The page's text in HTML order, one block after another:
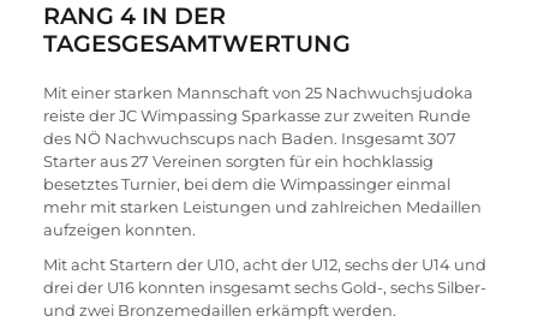
RANG 4 IN DER
TAGESGESAMTWERTUNG
Mit einer starken Mannschaft von 25 Nachwuchsjudoka
reiste der JC Wimpassing Sparkasse zur zweiten Runde
des NÖ Nachwuchscups nach Baden. Insgesamt 307
Starter aus 27 Vereinen sorgten für ein hochklassig
besetztes Turnier, bei dem die Wimpassinger einmal
mehr mit starken Leistungen und zahlreichen Medaillen
aufzeigen konnten.
Mit acht Startern der U10, acht der U12, sechs der U14 und
drei der U16 konnten insgesamt sechs Gold-, sechs Silber-
und zwei Bronzemedaillen erkämpft werden.